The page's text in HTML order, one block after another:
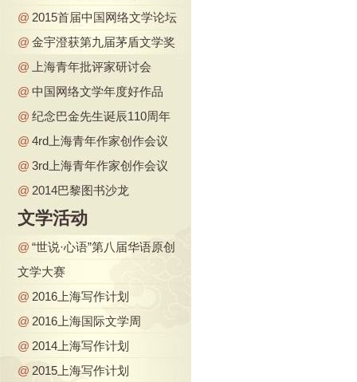
@ 2015首届中国网络文学论坛
@ 金宇澄获第九届茅盾文学奖
@
上海青年批评家研讨会
@ 中国网络文学年度好作品
@ 纪念巴金先生诞辰110周年
@ 4rd上海青年作家创作会议
@ 3rd上海青年作家创作会议
@ 2014巴黎图书沙龙
文学活动
@ “世说·心语”第八届华语原创
文学大赛
@ 2016上海写作计划
@ 2016上海国际文学周
@ 2014上海写作计划
@ 2015上海写作计划